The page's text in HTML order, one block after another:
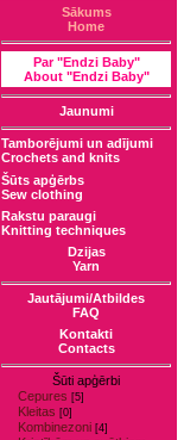
Sākums
Home
Par "Endzi Baby"
About "Endzi Baby"
Jaunumi
Tamborējumi un adījumi
Crochets and knits
Šūts apģērbs
Sew clothing
Rakstu paraugi
Knitting techniques
Dzijas
Yarn
Jautājumi/Atbildes
FAQ
Kontakti
Contacts
Šūti apģērbi
Cepures [5]
Kleitas [0]
Kombinezoni [4]